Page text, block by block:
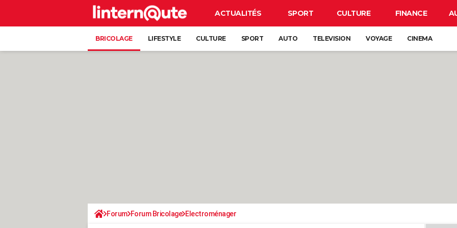
ACTUALITÉS SPORT CULTURE FINANCE
BRICOLAGE LIFESTYLE CULTURE SPORT AUTO TELEVISION VOYAGE CINEMA
Forum Forum Bricolage Electroménager